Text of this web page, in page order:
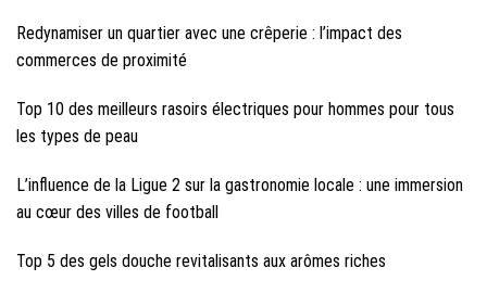
Redynamiser un quartier avec une crêperie : l’impact des
commerces de proximité
Top 10 des meilleurs rasoirs électriques pour hommes pour tous
les types de peau
L’influence de la Ligue 2 sur la gastronomie locale : une immersion
au cœur des villes de football
Top 5 des gels douche revitalisants aux arômes riches